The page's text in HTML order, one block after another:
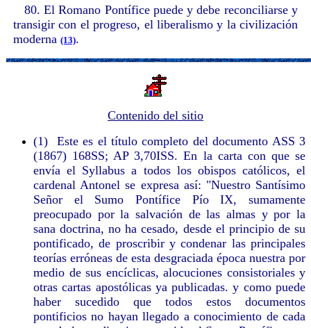
80. El Romano Pontífice puede y debe reconciliarse y
transigir con el progreso, el liberalismo y la civilización
moderna (13).
Contenido del sitio
(1)
Este es el título completo del documento ASS 3
(1867) 168SS; AP 3,70ISS. En la carta con que se
envía el Syllabus a todos los obispos católicos, el
cardenal Antonel se expresa así: "Nuestro Santísimo
Señor el Sumo Pontífice Pío IX, sumamente
preocupado por la salvación de las almas y por la
sana doctrina, no ha cesado, desde el principio de su
pontificado, de proscribir y condenar las principales
teorías erróneas de esta desgraciada época nuestra por
medio de sus encíclicas, alocuciones consistoriales y
otras cartas apostólicas ya publicadas. y como puede
haber sucedido que todos estos documentos
pontificios no hayan llegado a conocimiento de cada